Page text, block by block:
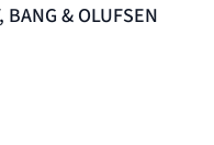
BANG & OLUFSEN